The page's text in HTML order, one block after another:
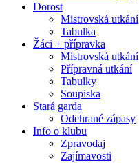
Dorost
Mistrovská utkání
Tabulka
Žáci + přípravka
Mistrovská utkání
Přípravná utkání
Tabulky
Soupiska
Stará garda
Odehrané zápasy
Info o klubu
Zpravodaj
Zajímavosti